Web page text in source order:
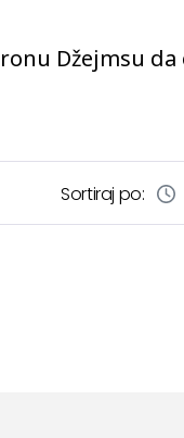
Džejmsu
Sortiraj po: